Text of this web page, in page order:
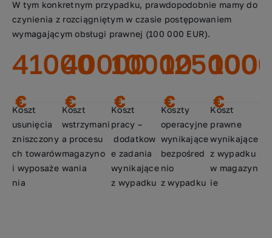
W tym konkretnym przypadku, prawdopodobnie mamy do
czynienia z rozciągniętym w czasie postępowaniem
wymagającym obsługi prawnej (100 000 EUR).
41000
€
Koszt
usunięcia
zniszczony
ch towarów
i wyposaże
nia
40000
€
Koszt
wstrzymani
a procesu
magazyno
wania
10000
€
Koszt
pracy –
dodatkow
e zadania
wynikające
z wypadku
125000
€
Koszty
operacyjne
wynikające
bezpośred
nio
z wypadku
€
Koszt
prawne
wynikające
z wypadku
w magazyn
ie